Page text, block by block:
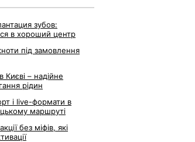
зубов:
в хороший центр
під замовлення
Києві – надійне
рідин
і live-формати в
маршруті
без міфів, які